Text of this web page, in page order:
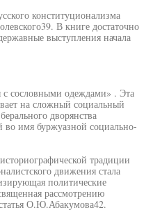
конституционализма
В книге достаточно
выступления начала
с сословными одеждами» . Эта
на сложный социальный
дворянства
во имя буржуазной социально-
традиции
движения стала
политические
рассмотрению
О.Ю.Абакумова42.